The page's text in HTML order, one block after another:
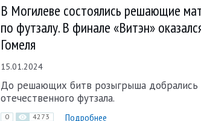
В Могилеве состоялись решающие
по футзалу. В финале «Витэн»
Гомеля
15.01.2024
До решающих битв розыгрыша добрались
отечественного футзала.
0 4273 Подробнее